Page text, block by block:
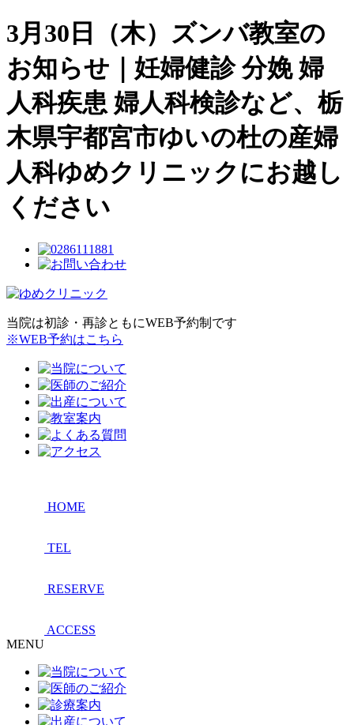
3月30日（木）ズンバ教室の
お知らせ｜妊婦健診 分娩 婦
人科疾患 婦人科検診など、栃
木県宇都宮市ゆいの杜の産婦
人科ゆめクリニックにお越し
ください
当院は初診・再診ともにWEB予約制です
※WEB予約はこちら
HOME
TEL
RESERVE
ACCESS
MENU